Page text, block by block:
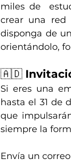
miles de
crear una red
disponga de
orientándolo,
🇦🇩
Si eres una
hasta el 31 de
que
siempre la
Envía un